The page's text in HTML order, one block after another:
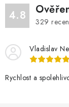
u4.8 329
Vladislav
Rychlost a